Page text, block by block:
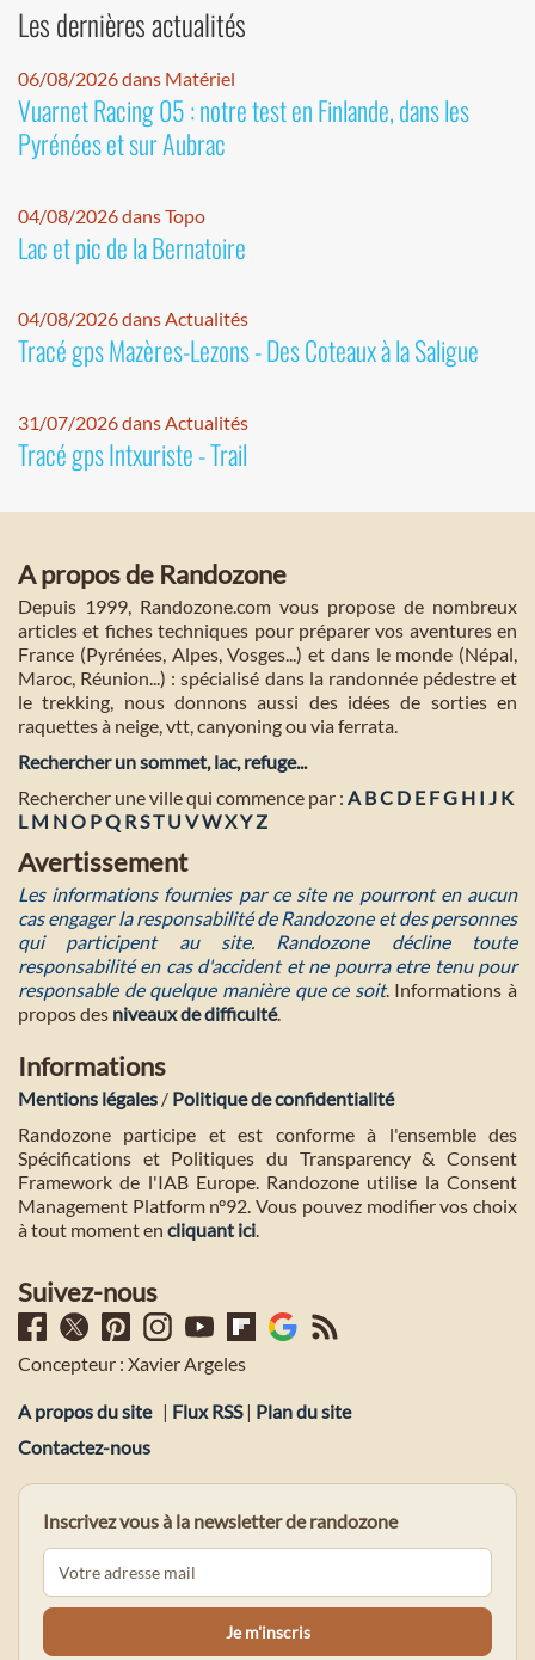
Les dernières actualités
06/08/2026 dans Matériel
Vuarnet Racing 05 : notre test en Finlande, dans les
Pyrénées et sur Aubrac
04/08/2026 dans Topo
Lac et pic de la Bernatoire
04/08/2026 dans Actualités
Tracé gps Mazères-Lezons - Des Coteaux à la Saligue
31/07/2026 dans Actualités
Tracé gps Intxuriste - Trail
A propos de Randozone
Depuis 1999, Randozone.com vous propose de nombreux
articles et fiches techniques pour préparer vos aventures en
France (Pyrénées, Alpes, Vosges...) et dans le monde (Népal,
Maroc, Réunion...) : spécialisé dans la randonnée pédestre et
le trekking, nous donnons aussi des idées de sorties en
raquettes à neige, vtt, canyoning ou via ferrata.
Rechercher un sommet, lac, refuge...
Rechercher une ville qui commence par : A BC D E FG H I J K
L M NO PQ RST U VWXYZ
Avertissement
Les informations fournies par ce site ne pourront en aucun
cas engager la responsabilité de Randozone et des personnes
qui participent au site. Randozone décline toute
responsabilité en cas d'accident et ne pourra etre tenu pour
responsable de quelque manière que ce soit. Informations à
propos des niveaux de difficulté.
Informations
Mentions légales / Politique de confidentialité
Randozone participe et est conforme à l'ensemble des
Spécifications et Politiques du Transparency & Consent
Framework de l'IAB Europe. Randozone utilise la Consent
Management Platform n°92. Vous pouvez modifier vos choix
à tout moment en cliquant ici.
Suivez-nous
Concepteur : Xavier Argeles
A propos du site | Flux RSS| Plan du site
Contactez-nous
Inscrivez vous à la newsletter de randozone